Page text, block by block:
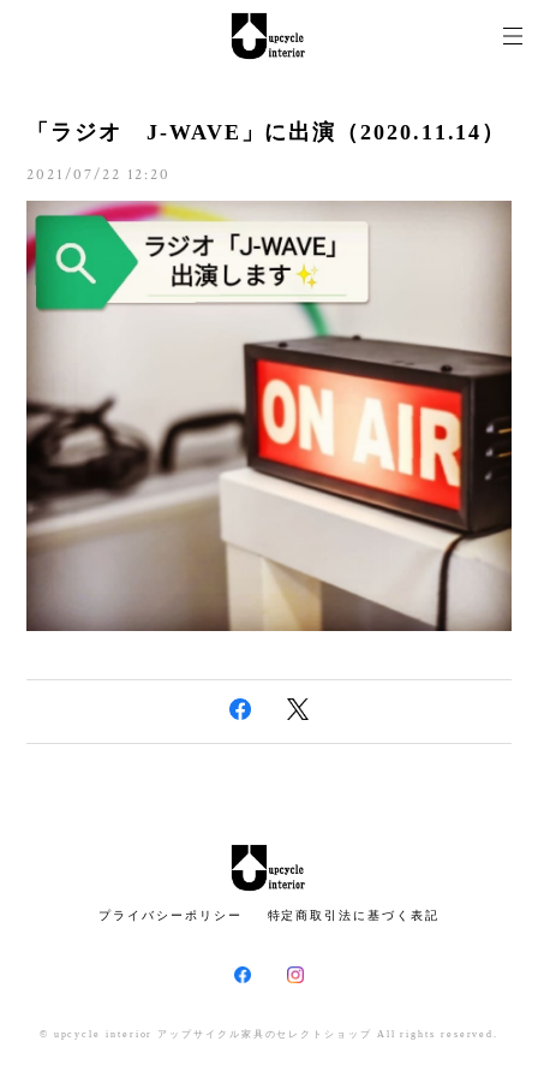
「ラジオ J-WAVE」に出演（2020.11.14）
2021/07/22 12:20
プライバシーポリシー 特定商取引法に基づく表記
© upcycle interior アップサイクル家具のセレクトショップ All rights reserved.